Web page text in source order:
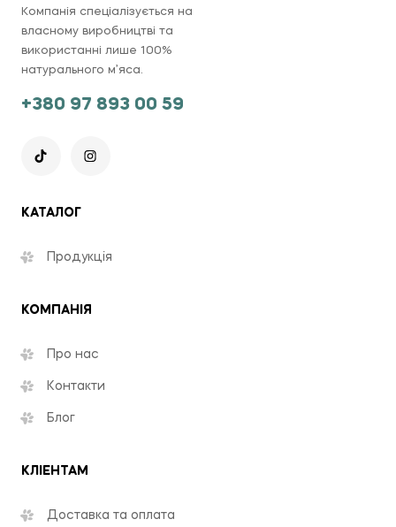
Компанія спеціалізується на
власному виробництві та
використанні лише 100%
натурального м’яса.
+380 97 893 00 59
КАТАЛОГ
Продукція
КОМПАНІЯ
Про нас
Контакти
Блог
КЛІЕНТАМ
Доставка та оплата